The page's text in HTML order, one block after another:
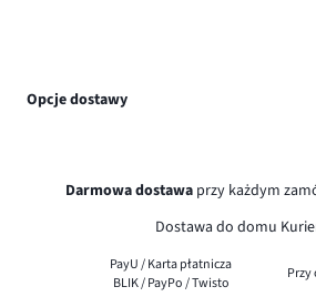
Opcje dostawy
Darmowa dostawa przy każdym
Dostawa do domu
PayU / Karta płatnicza
BLIK / PayPo / Twisto